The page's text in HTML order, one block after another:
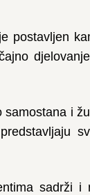
postavljen
i
sadrži i